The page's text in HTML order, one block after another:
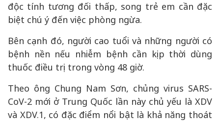
độc tính tương đối thấp, song trẻ em cần đặc
biệt chú ý đến việc phòng ngừa.
Bên cạnh đó, người cao tuổi và những người có
bệnh nền nếu nhiễm bệnh cần kịp thời dùng
thuốc điều trị trong vòng 48 giờ.
Theo ông Chung Nam Sơn, chủng virus SARS-
CoV-2 mới ở Trung Quốc lần này chủ yếu là XDV
và XDV.1, có đặc điểm nổi bật là khả năng thoát